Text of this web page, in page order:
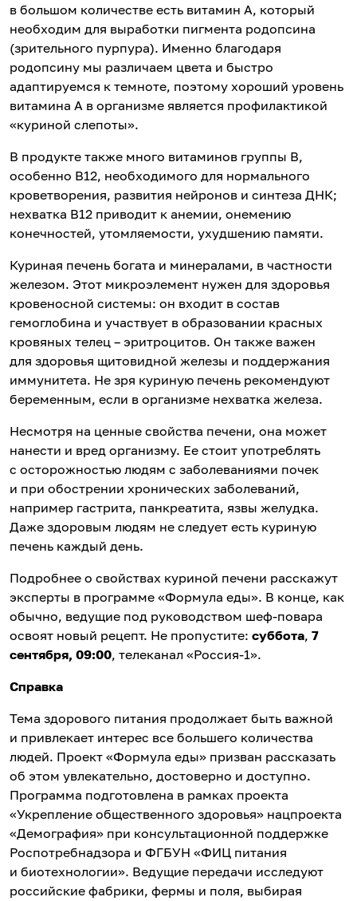
в большом количестве есть витамин А, который
необходим для выработки пигмента родопсина
(зрительного пурпура). Именно благодаря
родопсину мы различаем цвета и быстро
адаптируемся к темноте, поэтому хороший уровень
витамина А в организме является профилактикой
«куриной слепоты».
В продукте также много витаминов группы В,
особенно В12, необходимого для нормального
кроветворения, развития нейронов и синтеза ДНК;
нехватка В12 приводит к анемии, онемению
конечностей, утомляемости, ухудшению памяти.
Куриная печень богата и минералами, в частности
железом. Этот микроэлемент нужен для здоровья
кровеносной системы: он входит в состав
гемоглобина и участвует в образовании красных
кровяных телец – эритроцитов. Он также важен
для здоровья щитовидной железы и поддержания
иммунитета. Не зря куриную печень рекомендуют
беременным, если в организме нехватка железа.
Несмотря на ценные свойства печени, она может
нанести и вред организму. Ее стоит употреблять
с осторожностью людям с заболеваниями почек
и при обострении хронических заболеваний,
например гастрита, панкреатита, язвы желудка.
Даже здоровым людям не следует есть куриную
печень каждый день.
Подробнее о свойствах куриной печени расскажут
эксперты в программе «Формула еды». В конце, как
обычно, ведущие под руководством шеф-повара
освоят новый рецепт. Не пропустите: суббота, 7
сентября, 09:00, телеканал «Россия-1».
Справка
Тема здорового питания продолжает быть важной
и привлекает интерес все большего количества
людей. Проект «Формула еды» призван рассказать
об этом увлекательно, достоверно и доступно.
Программа подготовлена в рамках проекта
«Укрепление общественного здоровья» нацпроекта
«Демография» при консультационной поддержке
Роспотребнадзора и ФГБУН «ФИЦ питания
и биотехнологии». Ведущие передачи исследуют
российские фабрики, фермы и поля, выбирая